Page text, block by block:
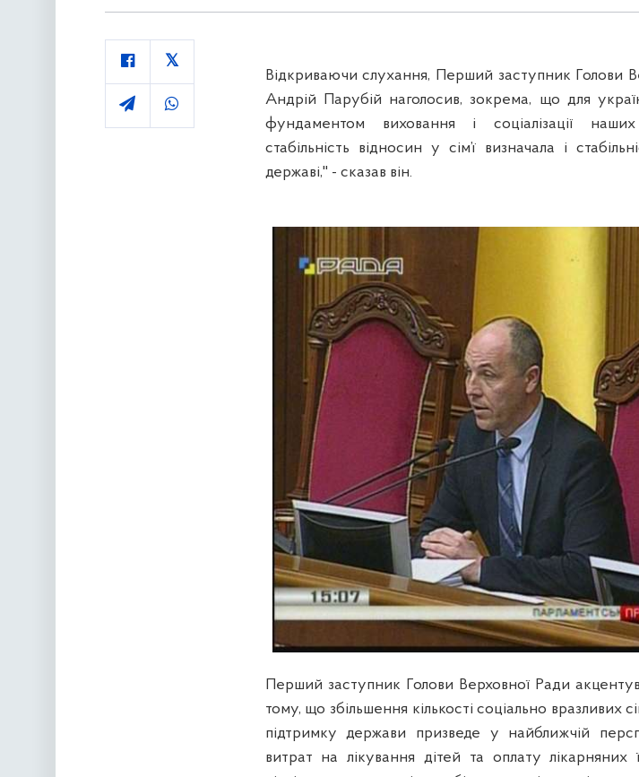
Відкриваючи слухання, Перший заступник Голови
Андрій Парубій наголосив, зокрема, що для
фундаментом виховання і соціалізації
стабільність відносин у сім’ї визначала і
державі," - сказав він.
Перший заступник Голови Верховної Ради
тому, що збільшення кількості соціально вразливих
підтримку держави призведе у найближчій
витрат на лікування дітей та оплату лікарняних